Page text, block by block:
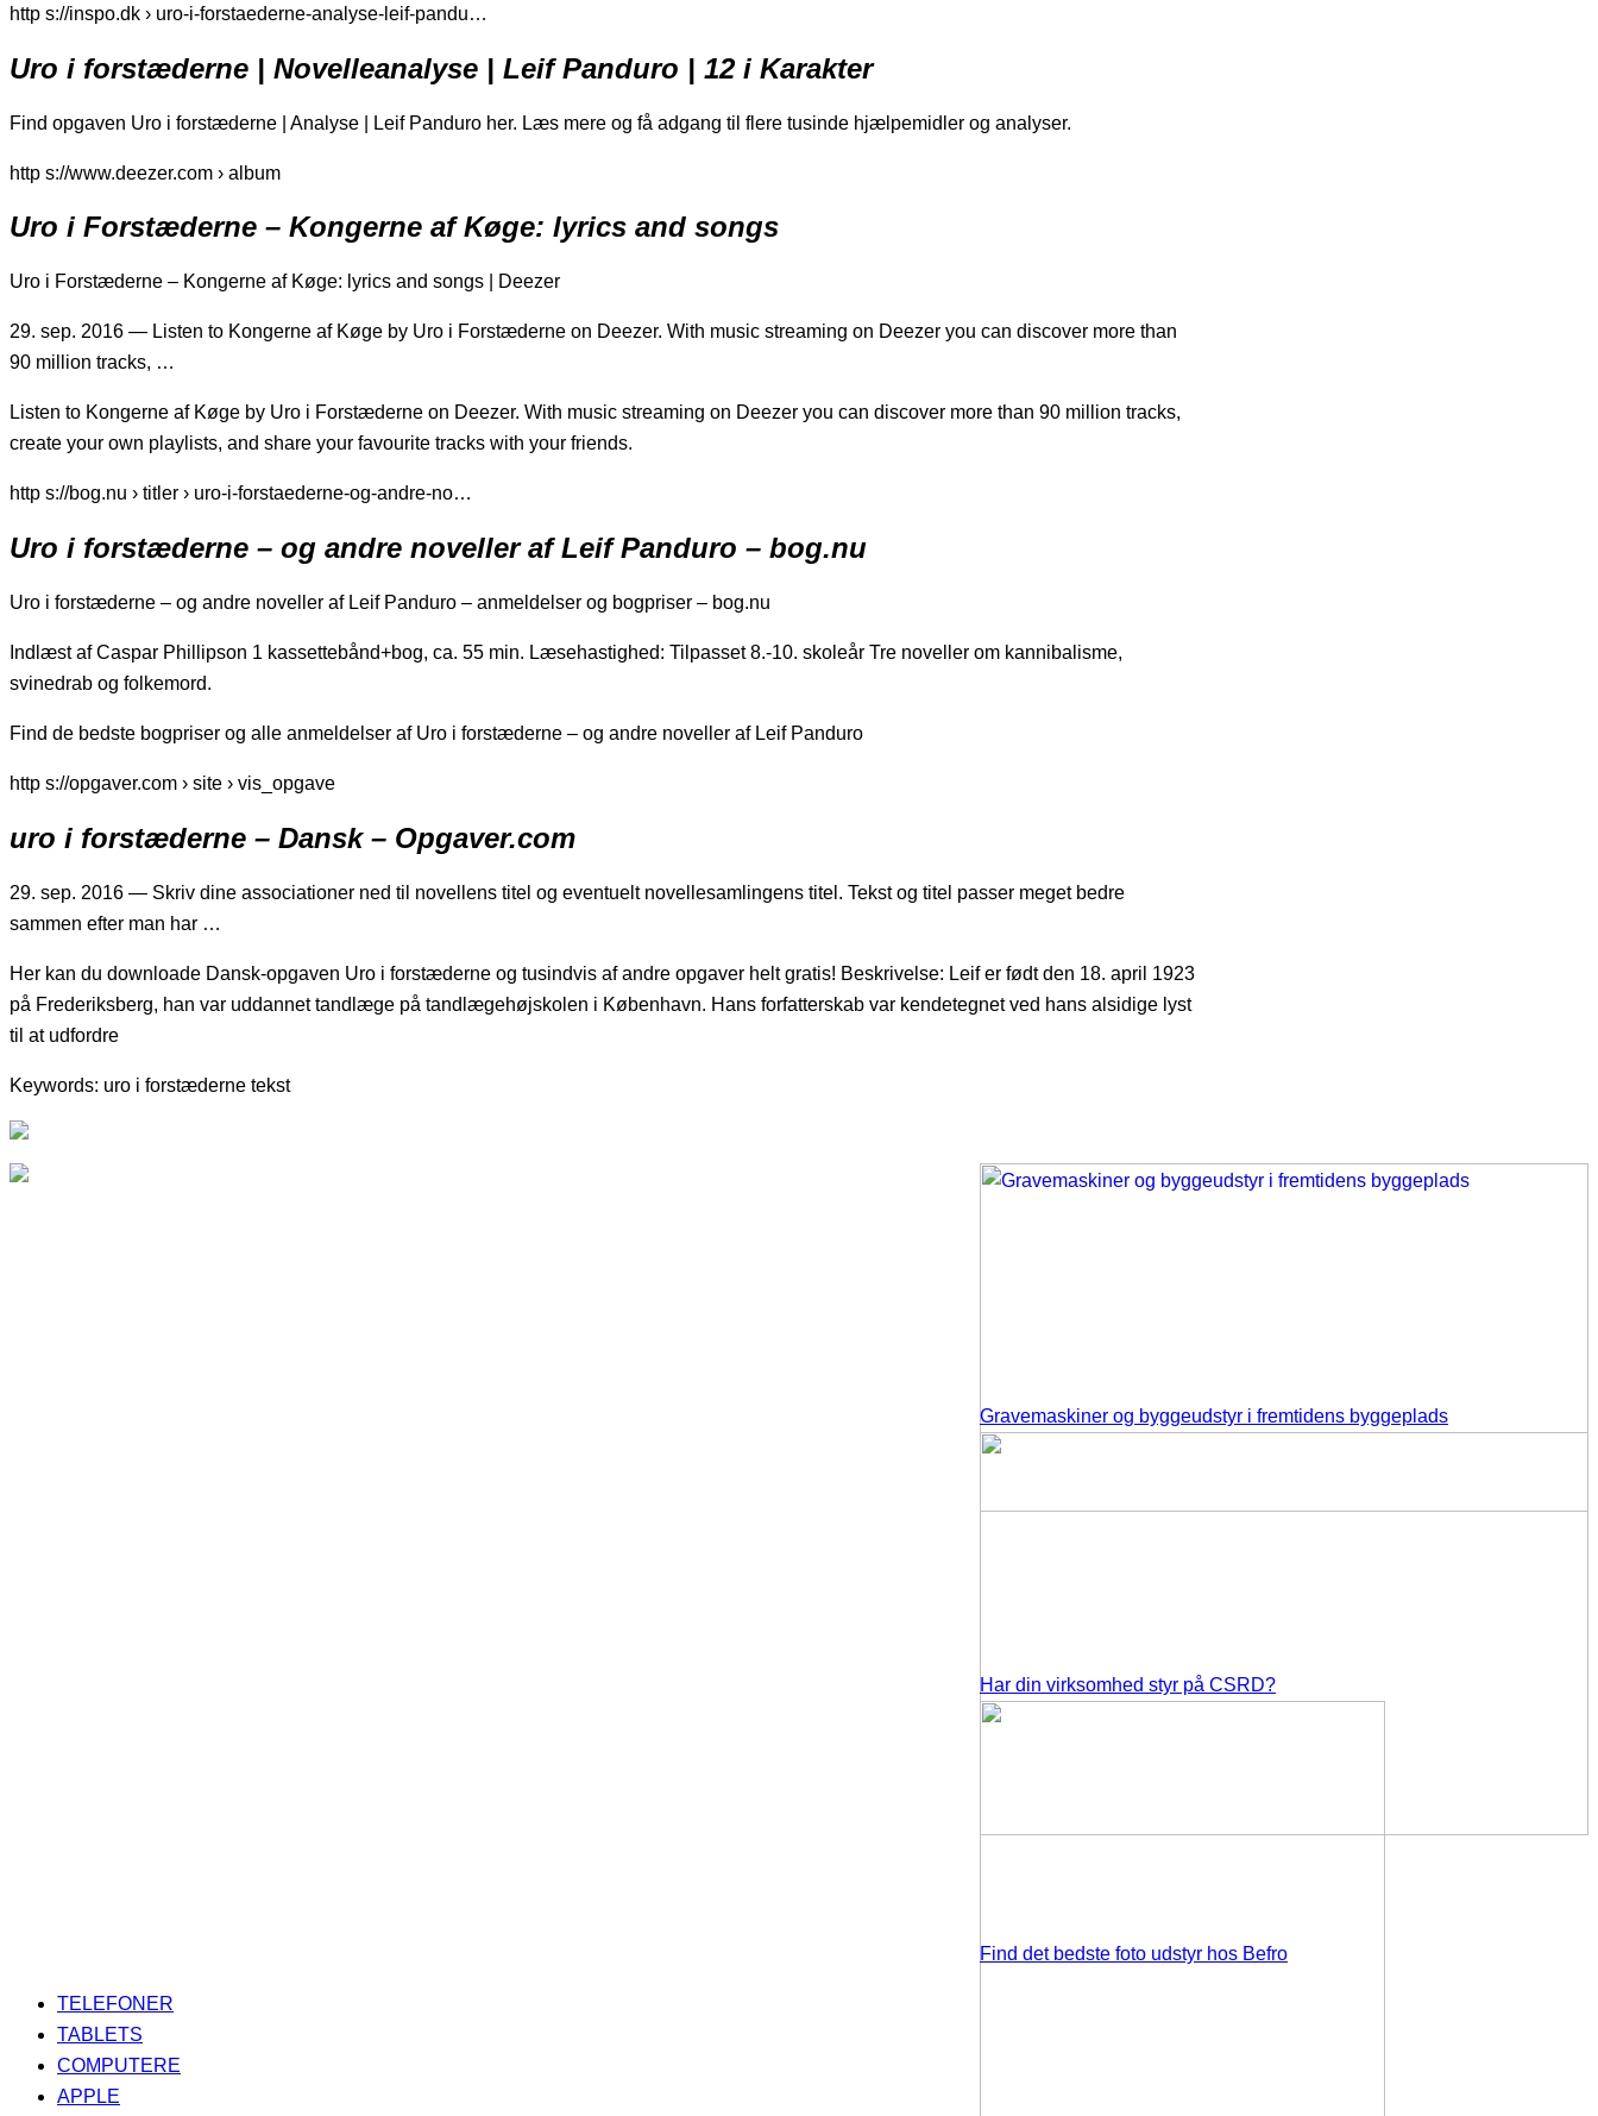
http s://inspo.dk › uro-i-forstaederne-analyse-leif-pandu…
Uro i forstæderne | Novelleanalyse | Leif Panduro | 12 i Karakter
Find opgaven Uro i forstæderne | Analyse | Leif Panduro her. Læs mere og få adgang til flere tusinde hjælpemidler og analyser.
http s://www.deezer.com › album
Uro i Forstæderne – Kongerne af Køge: lyrics and songs
Uro i Forstæderne – Kongerne af Køge: lyrics and songs | Deezer
29. sep. 2016 — Listen to Kongerne af Køge by Uro i Forstæderne on Deezer. With music streaming on Deezer you can discover more than
90 million tracks, …
Listen to Kongerne af Køge by Uro i Forstæderne on Deezer. With music streaming on Deezer you can discover more than 90 million tracks,
create your own playlists, and share your favourite tracks with your friends.
http s://bog.nu › titler › uro-i-forstaederne-og-andre-no…
Uro i forstæderne – og andre noveller af Leif Panduro – bog.nu
Uro i forstæderne – og andre noveller af Leif Panduro – anmeldelser og bogpriser – bog.nu
Indlæst af Caspar Phillipson 1 kassettebånd+bog, ca. 55 min. Læsehastighed: Tilpasset 8.-10. skoleår Tre noveller om kannibalisme,
svinedrab og folkemord.
Find de bedste bogpriser og alle anmeldelser af Uro i forstæderne – og andre noveller af Leif Panduro
http s://opgaver.com › site › vis_opgave
uro i forstæderne – Dansk – Opgaver.com
29. sep. 2016 — Skriv dine associationer ned til novellens titel og eventuelt novellesamlingens titel. Tekst og titel passer meget bedre
sammen efter man har …
Her kan du downloade Dansk-opgaven Uro i forstæderne og tusindvis af andre opgaver helt gratis! Beskrivelse: Leif er født den 18. april 1923
på Frederiksberg, han var uddannet tandlæge på tandlægehøjskolen i København. Hans forfatterskab var kendetegnet ved hans alsidige lyst
til at udfordre
Keywords: uro i forstæderne tekst
Gravemaskiner og byggeudstyr i fremtidens byggeplads
Har din virksomhed styr på CSRD?
Find det bedste foto udstyr hos Befro
TELEFONER
TABLETS
COMPUTERE
APPLE